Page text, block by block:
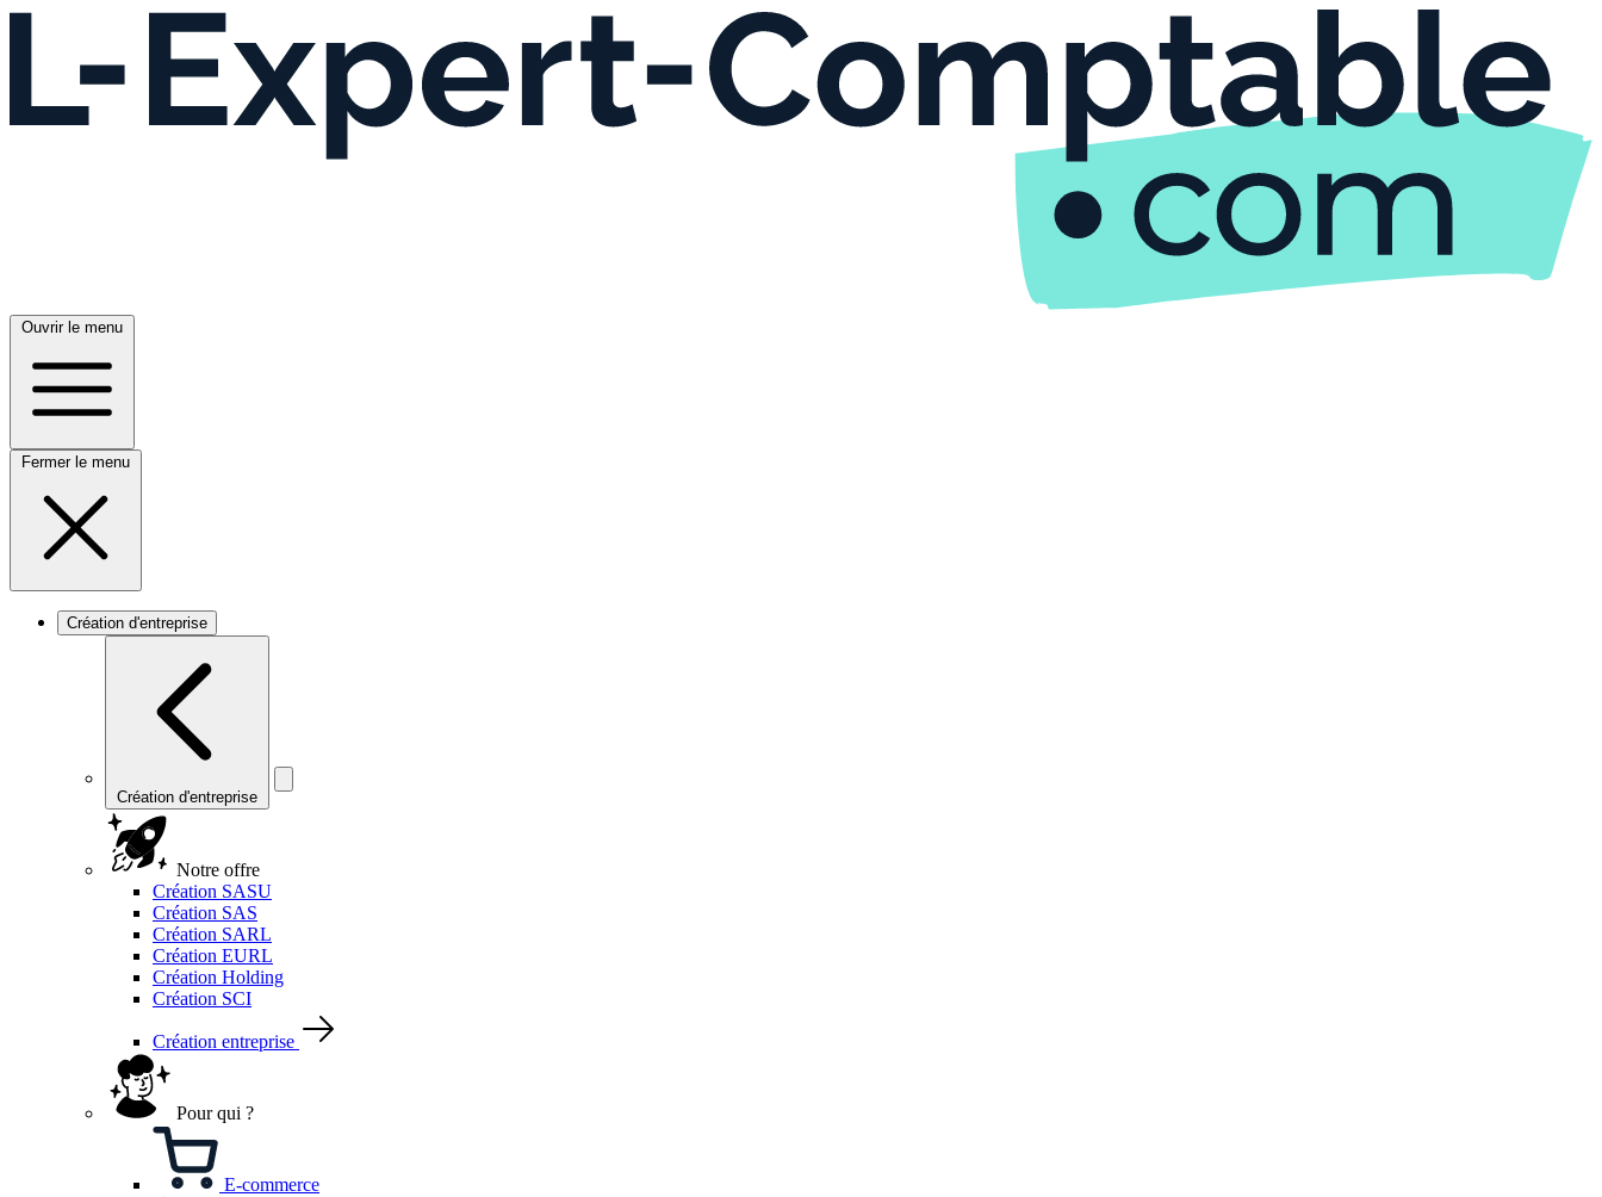
Ouvrir le menu
Fermer le menu
Création d'entreprise
Création d'entreprise
Notre offre
Création SASU
Création SAS
Création SARL
Création EURL
Création Holding
Création SCI
Création entreprise
Pour qui ?
E-commerce